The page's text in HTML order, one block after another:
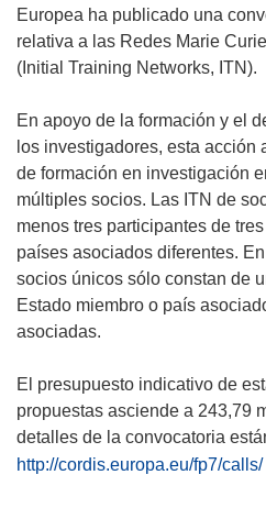
Europea ha publicado una
relativa a las Redes Marie
(Initial Training Networks, ITN).
En apoyo de la formación y el
los investigadores, esta acción
de formación en investigación
múltiples socios. Las ITN de
menos tres participantes de
países asociados diferentes.
socios únicos sólo constan de
Estado miembro o país
asociadas.
El presupuesto indicativo de
propuestas asciende a 243,79
http://cordis.europa.eu/fp7/calls/(